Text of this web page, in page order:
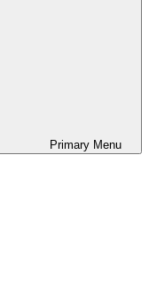
Primary Menu